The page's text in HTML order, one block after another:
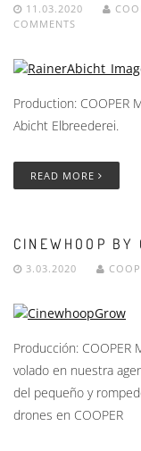
11.03.2020
COMMENTS
Production: COOPER
Abicht Elbreederei.
READ MORE
CINEWHOOP BY
3.03.2020
Producción: COOPER
volado en nuestra
del pequeño y
drones en COOPER